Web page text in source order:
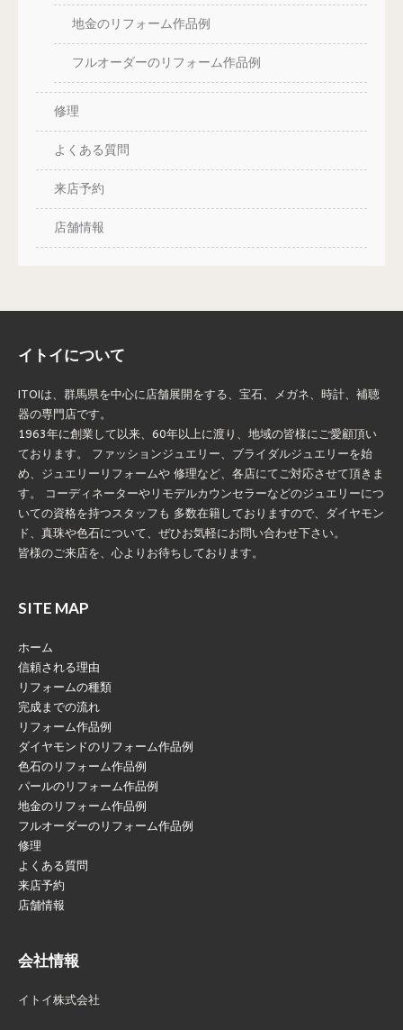
地金のリフォーム作品例
フルオーダーのリフォーム作品例
修理
よくある質問
来店予約
店舗情報
イトイについて
ITOIは、群馬県を中心に店舗展開をする、宝石、メガネ、時計、補聴
器の専門店です。
1963年に創業して以来、60年以上に渡り、地域の皆様にご愛顧頂い
ております。 ファッションジュエリー、ブライダルジュエリーを始
め、ジュエリーリフォームや 修理など、各店にてご対応させて頂きま
す。 コーディネーターやリモデルカウンセラーなどのジュエリーにつ
いての資格を持つスタッフも 多数在籍しておりますので、ダイヤモン
ド、真珠や色石について、ぜひお気軽にお問い合わせ下さい。
皆様のご来店を、心よりお待ちしております。
SITE MAP
ホーム
信頼される理由
リフォームの種類
完成までの流れ
リフォーム作品例
ダイヤモンドのリフォーム作品例
色石のリフォーム作品例
パールのリフォーム作品例
地金のリフォーム作品例
フルオーダーのリフォーム作品例
修理
よくある質問
来店予約
店舗情報
会社情報
イトイ株式会社